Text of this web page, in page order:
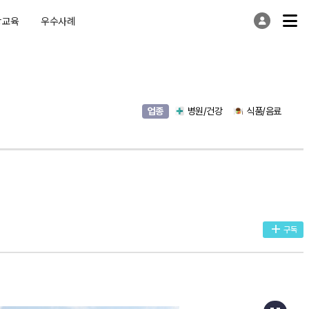
육 우수사례
업종 병원/건강 식품/음료
구독